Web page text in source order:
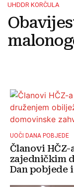
UHDDR KORČULA
UOČI DANA POBJEDE
Članovi HČZ-
zajedničkim
Dan pobjede